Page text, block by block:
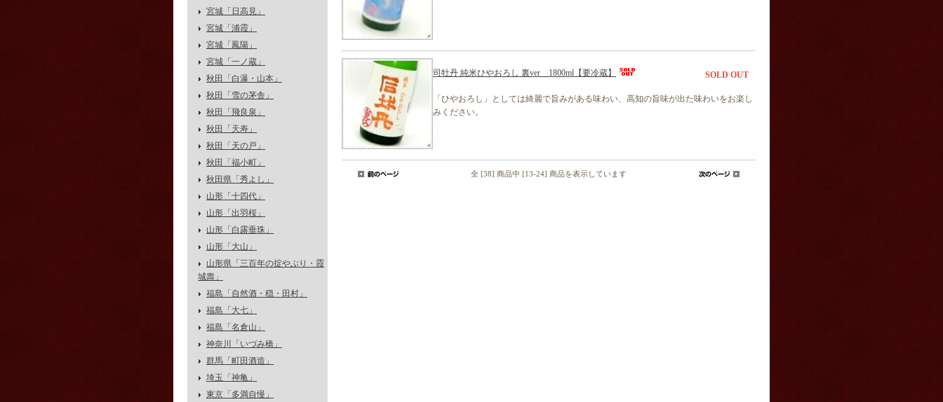
宮城「日高見」
宮城「浦霞」
宮城「鳳陽」
宮城「一ノ蔵」
秋田「白瀑・山本」
秋田「雪の茅舎」
秋田「飛良泉」
秋田「天寿」
秋田「天の戸」
秋田「福小町」
秋田県「秀よし」
山形「十四代」
山形「出羽桜」
山形「白露垂珠」
山形「大山」
山形県「三百年の掟やぶり・霞
城壽」
福島「自然酒・穏・田村」
福島「大七」
福島「名倉山」
神奈川「いづみ橋」
群馬「町田酒造」
埼玉「神亀」
東京「多満自慢」
司牡丹 純米ひやおろし 裏ver 1800ml【要冷蔵】 SOLD OUT
「ひやおろし」としては綺麗で旨みがある味わい、高知の旨味が出た味わいをお楽し
みください。
全 [38] 商品中 [13-24] 商品を表示しています